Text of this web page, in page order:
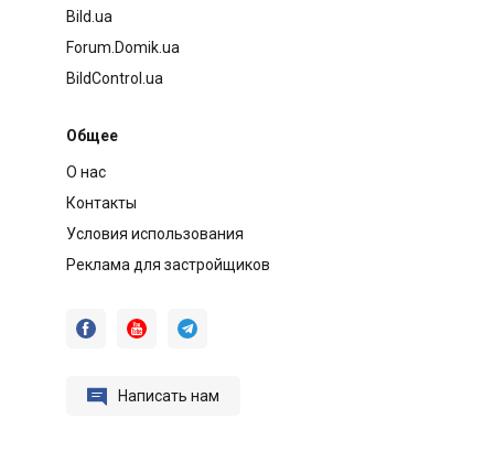
Bild.ua
Forum.Domik.ua
BildControl.ua
Общее
О нас
Контакты
Условия использования
Реклама для застройщиков
  
 Написать нам